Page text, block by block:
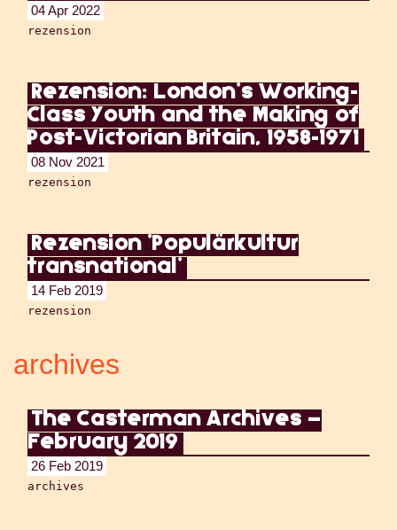
04 Apr 2022
rezension
Rezension: London's Working-
Class Youth and the Making of
Post-Victorian Britain, 1958-1971
08 Nov 2021
rezension
Rezension 'Populärkultur
transnational'
14 Feb 2019
rezension
archives
The Casterman Archives –
February 2019
26 Feb 2019
archives